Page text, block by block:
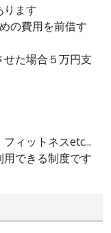
ります
の費用を前借す
た場合５万円支
ィットネスetc...
できる制度です